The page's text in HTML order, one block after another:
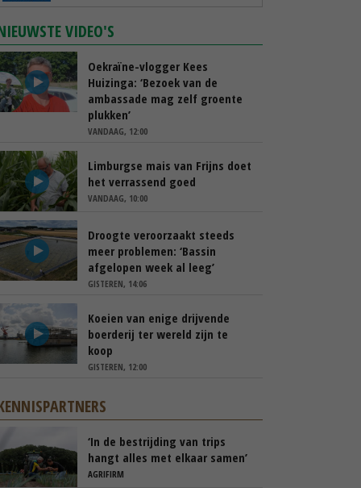
VIDEO'S
Oekraïne-vlogger Kees
Huizinga: ‘Bezoek van de
ambassade mag zelf groente
plukken’
VANDAAG, 12:00
Limburgse mais van Frijns doet
het verrassend goed
VANDAAG, 10:00
Droogte veroorzaakt steeds
meer problemen: ‘Bassin
afgelopen week al leeg’
GISTEREN, 14:06
Koeien van enige drijvende
boerderij ter wereld zijn te
koop
GISTEREN, 12:00
‘In de bestrijding van trips
hangt alles met elkaar samen’
AGRIFIRM